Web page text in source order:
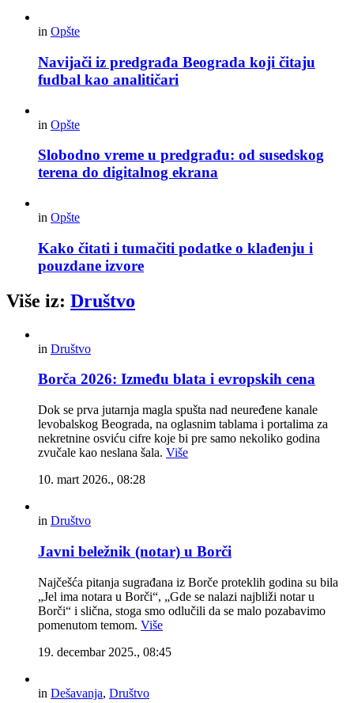
in Opšte
Navijači iz predgrađa Beograda koji čitaju
fudbal kao analitičari
in Opšte
Slobodno vreme u predgrađu: od susedskog
terena do digitalnog ekrana
in Opšte
Kako čitati i tumačiti podatke o klađenju i
pouzdane izvore
Više iz: Društvo
in Društvo
Borča 2026: Između blata i evropskih cena
Dok se prva jutarnja magla spušta nad neuređene kanale
levobalskog Beograda, na oglasnim tablama i portalima za
nekretnine osviću cifre koje bi pre samo nekoliko godina
zvučale kao neslana šala. Više
10. mart 2026., 08:28
in Društvo
Javni beležnik (notar) u Borči
Najčešća pitanja sugrađana iz Borče proteklih godina su bila
„Jel ima notara u Borči“, „Gde se nalazi najbliži notar u
Borči“ i slična, stoga smo odlučili da se malo pozabavimo
pomenutom temom. Više
19. decembar 2025., 08:45
in Dešavanja, Društvo